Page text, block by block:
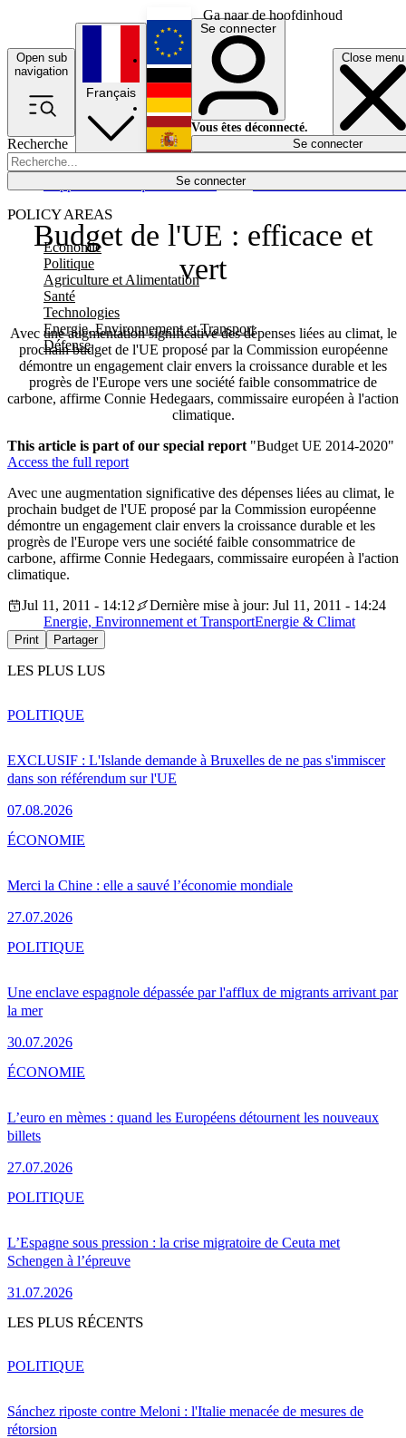
Ga naar de hoofdinhoud
Open sub
navigation
Close menu
Recherche
Se connecter
POLICY AREAS
Economie
Politique
Agriculture et Alimentation
Santé
Technologies
Energie, Environnement et Transport
Défense
Économie
Français
English
Deutsch
Español
Se connecter
Vous êtes déconnecté.
Se connecter
Budget de l'UE : efficace et
vert
Avec une augmentation significative des dépenses liées au climat, le
prochain budget de l'UE proposé par la Commission européenne
démontre un engagement clair envers la croissance durable et les
progrès de l'Europe vers une société faible consommatrice de
carbone, affirme Connie Hedegaars, commissaire européen à l'action
climatique.
This article is part of our special report "Budget UE 2014-2020"
Access the full report
Avec une augmentation significative des dépenses liées au climat, le
prochain budget de l'UE proposé par la Commission européenne
démontre un engagement clair envers la croissance durable et les
progrès de l'Europe vers une société faible consommatrice de
carbone, affirme Connie Hedegaars, commissaire européen à l'action
climatique.
Jul 11, 2011 - 14:12
Dernière mise à jour: Jul 11, 2011 - 14:24
Energie, Environnement et TransportEnergie & Climat
Print Partager
LES PLUS LUS
EXCLUSIF : L'Islande demande à Bruxelles de ne pas s'immiscer
dans son référendum sur l'UE
07.08.2026
POLITIQUE
Merci la Chine : elle a sauvé l’économie mondiale
27.07.2026
ÉCONOMIE
Une enclave espagnole dépassée par l'afflux de migrants arrivant par
la mer
30.07.2026
POLITIQUE
L’euro en mèmes : quand les Européens détournent les nouveaux
billets
27.07.2026
ÉCONOMIE
L’Espagne sous pression : la crise migratoire de Ceuta met
Schengen à l’épreuve
31.07.2026
POLITIQUE
LES PLUS RÉCENTS
Sánchez riposte contre Meloni : l'Italie menacée de mesures de
rétorsion
POLITIQUE